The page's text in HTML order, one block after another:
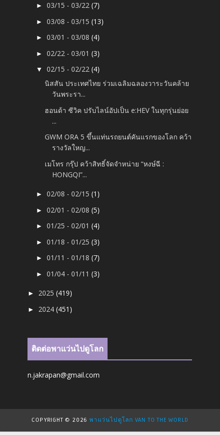
►03/15 - 03/22(7)
►03/08 - 03/15(13)
►03/01 - 03/08(4)
►02/22 - 03/01(3)
▼02/15 - 02/22(4)
นิสสัน ประเทศไทย ร่วมเฉลิมฉลองวาระวันคล้าย
วันพระรา...
ฮอนด้า ซีวิค ปรับไลน์อัปเป็น e:HEV ในทุกรุ่นย่อย
...
GWM ORA 5 ขึ้นแท่นรถยนต์คันแรกของโลก คว้า
รางวัลใหญ...
เมโทร กรุ๊ป คว้าสิทธิ์จัดจำหน่าย “หงษ์ฉี :
HONGQI”...
►02/08 - 02/15(1)
►02/01 - 02/08(5)
►01/25 - 02/01(4)
►01/18 - 01/25(3)
►01/11 - 01/18(7)
►01/04 - 01/11(3)
► 2025(419)
► 2024(451)
ติดต่อพาแว่นไปดูโลก
n.jakrapan@gmail.com
COPYRIGHT © 2026พาแว่นไปดูโลก VAN TO THE WORLD